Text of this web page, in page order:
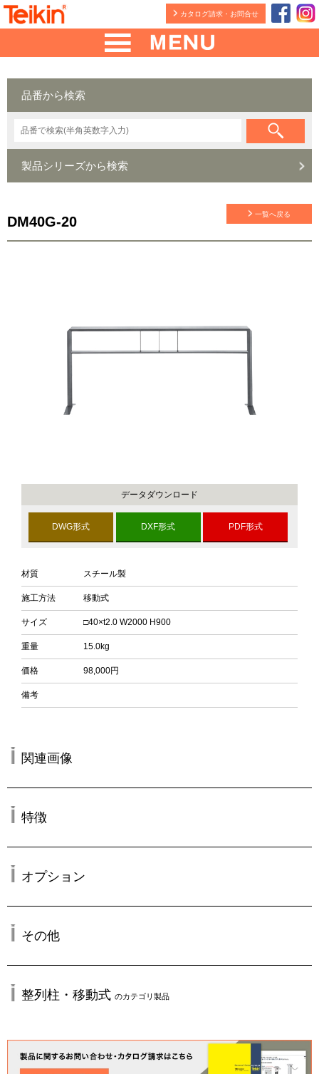
カタログ請求・お問合せ
品番から検索
製品シリーズから検索
DM40G-20 一覧へ戻る
データダウンロード
DWG形式 DXF形式 PDF形式
材質 スチール製
施工方法 移動式
サイズ □40×t2.0 W2000 H900
重量 15.0kg
価格 98,000円
備考
関連画像
特徴
オプション
その他
整列柱・移動式 のカテゴリ製品